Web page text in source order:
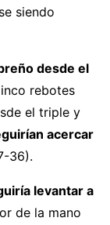
siendo
desde el
rebotes
el triple y
acercar
36).
levantar a
de la mano